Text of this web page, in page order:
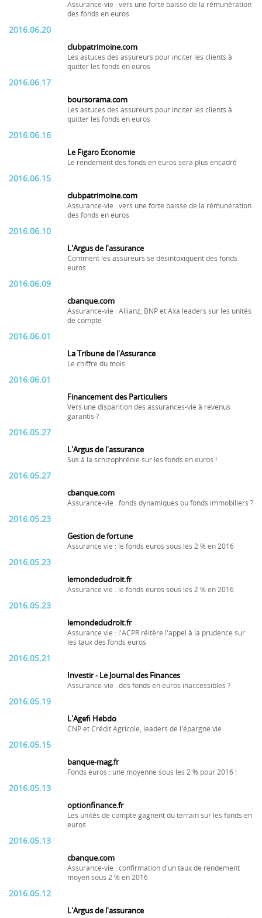
Assurance-vie : vers une forte baisse de la rémunération
des fonds en euros
2016.06.20
clubpatrimoine.com
Les astuces des assureurs pour inciter les clients à
quitter les fonds en euros
2016.06.17
boursorama.com
Les astuces des assureurs pour inciter les clients à
quitter les fonds en euros
2016.06.16
Le Figaro Economie
Le rendement des fonds en euros sera plus encadré
2016.06.15
clubpatrimoine.com
Assurance-vie : vers une forte baisse de la rémunération
des fonds en euros
2016.06.10
L'Argus de l'assurance
Comment les assureurs se désintoxiquent des fonds
euros
2016.06.09
cbanque.com
Assurance-vie : Allianz, BNP et Axa leaders sur les unités
de compte
2016.06.01
La Tribune de l'Assurance
Le chiffre du mois
2016.06.01
Financement des Particuliers
Vers une disparition des assurances-vie à revenus
garantis ?
2016.05.27
L'Argus de l'assurance
Sus à la schizophrénie sur les fonds en euros !
2016.05.27
cbanque.com
Assurance-vie : fonds dynamiques ou fonds immobiliers ?
2016.05.23
Gestion de fortune
Assurance vie : le fonds euros sous les 2 % en 2016
2016.05.23
lemondedudroit.fr
Assurance vie : le fonds euros sous les 2 % en 2016
2016.05.23
lemondedudroit.fr
Assurance vie : l'ACPR réitère l'appel à la prudence sur
les taux des fonds euros
2016.05.21
Investir - Le Journal des Finances
Assurance-vie : des fonds en euros inaccessibles ?
2016.05.19
L'Agefi Hebdo
CNP et Crédit Agricole, leaders de l'épargne vie
2016.05.15
banque-mag.fr
Fonds euros : une moyenne sous les 2 % pour 2016 !
2016.05.13
optionfinance.fr
Les unités de compte gagnent du terrain sur les fonds en
euros
2016.05.13
cbanque.com
Assurance-vie : confirmation d'un taux de rendement
moyen sous 2 % en 2016
2016.05.12
L'Argus de l'assurance